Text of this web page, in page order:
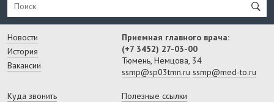
Новости
История
Вакансии
Приемная главного врача:
(+7 3452) 27-03-00
Тюмень, Немцова, 34
ssmp@sp03tmn.ru ssmp@med-to.ru
Куда звонить
Полезные ссылки